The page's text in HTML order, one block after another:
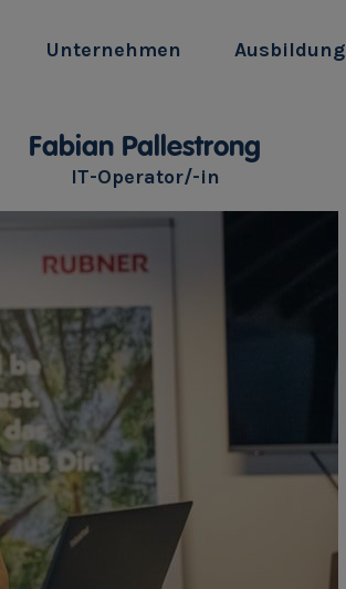
Unternehmen Ausbildung
Fabian Pallestrong
IT-Operator/-in